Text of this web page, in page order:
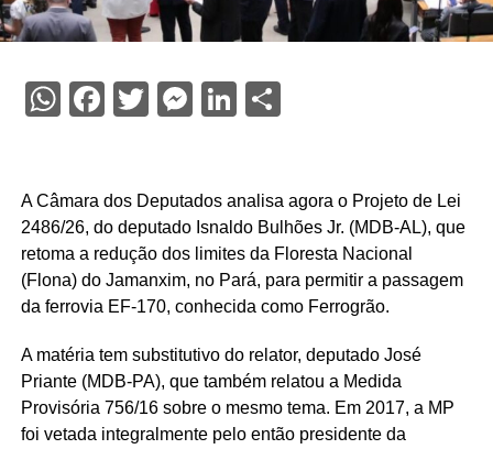
WhatsApp
Facebook
Twitter
Messenger
LinkedIn
Share
A Câmara dos Deputados analisa agora o Projeto de Lei
2486/26, do deputado Isnaldo Bulhões Jr. (MDB-AL), que
retoma a redução dos limites da Floresta Nacional
(Flona) do Jamanxim, no Pará, para permitir a passagem
da ferrovia EF-170, conhecida como Ferrogrão.
A matéria tem substitutivodo relator, deputado José
Priante (MDB-PA), que também relatou a Medida
Provisória 756/16 sobre o mesmo tema. Em 2017, a MP
foi vetada integralmente pelo então presidente da